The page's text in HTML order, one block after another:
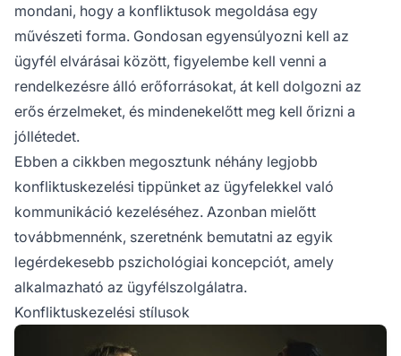
mondani, hogy a konfliktusok megoldása egy
művészeti forma. Gondosan egyensúlyozni kell az
ügyfél elvárásai között, figyelembe kell venni a
rendelkezésre álló erőforrásokat, át kell dolgozni az
erős érzelmeket, és mindenekelőtt meg kell őrizni a
jóllétedet.
Ebben a cikkben megosztunk néhány legjobb
konfliktuskezelési tippünket az ügyfelekkel való
kommunikáció kezeléséhez. Azonban mielőtt
továbbmennénk, szeretnénk bemutatni az egyik
legérdekesebb pszichológiai koncepciót, amely
alkalmazható az ügyfélszolgálatra.
Konfliktuskezelési stílusok